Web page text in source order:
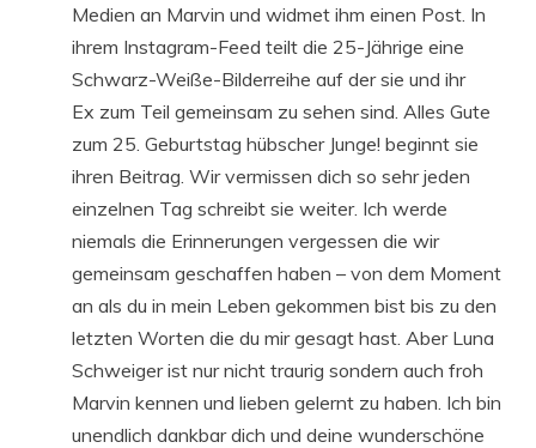
Medien an Marvin und widmet ihm einen Post. In
ihrem Instagram-Feed teilt die 25-Jährige eine
Schwarz-Weiße-Bilderreihe auf der sie und ihr
Ex zum Teil gemeinsam zu sehen sind. Alles Gute
zum 25. Geburtstag hübscher Junge! beginnt sie
ihren Beitrag. Wir vermissen dich so sehr jeden
einzelnen Tag schreibt sie weiter. Ich werde
niemals die Erinnerungen vergessen die wir
gemeinsam geschaffen haben – von dem Moment
an als du in mein Leben gekommen bist bis zu den
letzten Worten die du mir gesagt hast. Aber Luna
Schweiger ist nur nicht traurig sondern auch froh
Marvin kennen und lieben gelernt zu haben. Ich bin
unendlich dankbar dich und deine wunderschöne